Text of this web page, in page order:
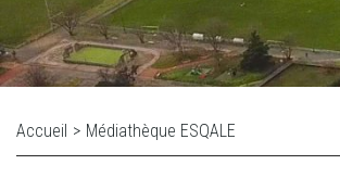
Accueil > Médiathèque ESQALE